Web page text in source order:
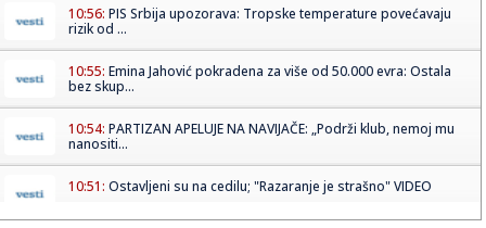
10:56: PIS Srbija upozorava: Tropske temperature povećavaju
rizik od ...
10:55: Emina Jahović pokradena za više od 50.000 evra: Ostala
bez skup...
10:54: PARTIZAN APELUJE NA NAVIJAČE: „Podrži klub, nemoj mu
nanositi...
10:51: Ostavljeni su na cedilu; "Razaranje je strašno" VIDEO